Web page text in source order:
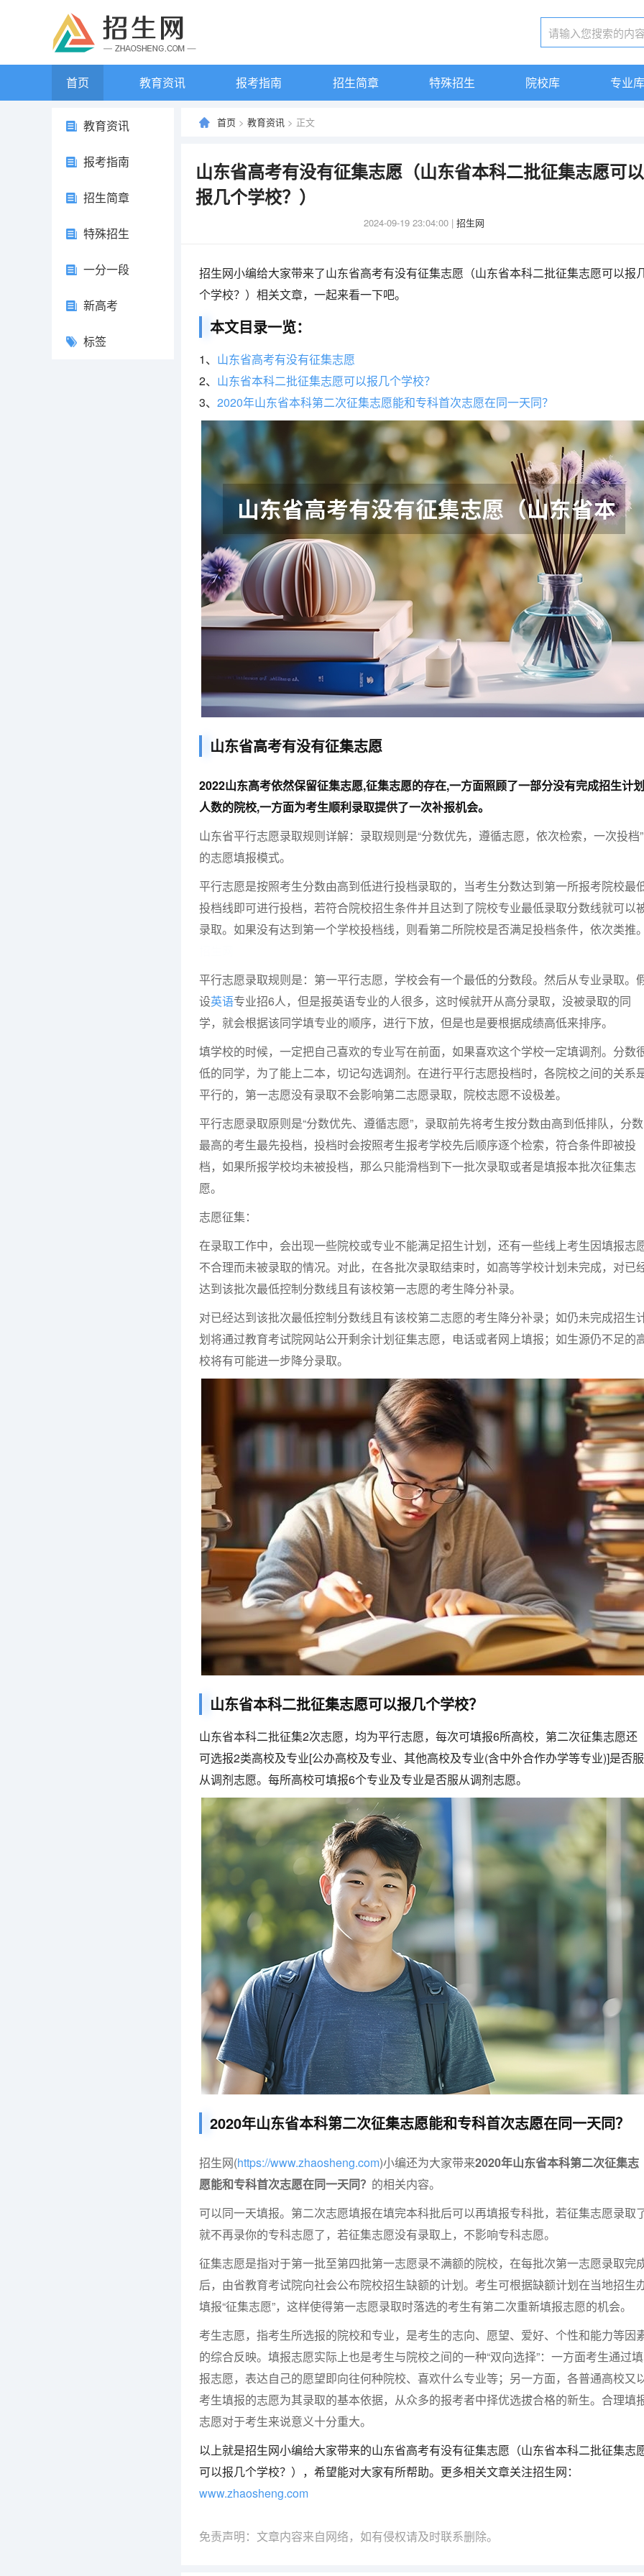
首页 教育资讯 报考指南 招生简章 特殊招生 院校库 专业
教育资讯
报考指南
招生简章
特殊招生
一分一段
新高考
标签
首页 > 教育资讯 > 正文
山东省高考有没有征集志愿（山东省本科二批征集志愿可以
报几个学校？）
2024-09-19 23:04:00 | 招生网
招生网小编给大家带来了山东省高考有没有征集志愿（山东省本科二批征集志愿可以报
个学校？）相关文章，一起来看一下吧。
本文目录一览：
1、 山东省高考有没有征集志愿
2、 山东省本科二批征集志愿可以报几个学校？
3、 2020年山东省本科第二次征集志愿能和专科首次志愿在同一天同？
山东省高考有没有征集志愿
2022山东高考依然保留征集志愿,征集志愿的存在,一方面照顾了一部分没有完成招生计划
人数的院校,一方面为考生顺利录取提供了一次补报机会。
山东省平行志愿录取规则详解：录取规则是“分数优先，遵循志愿，依次检索，一次投档”
的志愿填报模式。
平行志愿是按照考生分数由高到低进行投档录取的，当考生分数达到第一所报考院校最
投档线即可进行投档，若符合院校招生条件并且达到了院校专业最低录取分数线就可以
录取。如果没有达到第一个学校投档线，则看第二所院校是否满足投档条件，依次类推
平行志愿录取规则是：第一平行志愿，学校会有一个最低的分数段。然后从专业录取。
设英语专业招6人，但是报英语专业的人很多，这时候就开从高分录取，没被录取的同
学，就会根据该同学填专业的顺序，进行下放，但是也是要根据成绩高低来排序。
填学校的时候，一定把自己喜欢的专业写在前面，如果喜欢这个学校一定填调剂。分数
低的同学，为了能上二本，切记勾选调剂。在进行平行志愿投档时，各院校之间的关系
平行的，第一志愿没有录取不会影响第二志愿录取，院校志愿不设极差。
平行志愿录取原则是“分数优先、遵循志愿”，录取前先将考生按分数由高到低排队，分数
最高的考生最先投档，投档时会按照考生报考学校先后顺序逐个检索，符合条件即被投
档，如果所报学校均未被投档，那么只能滑档到下一批次录取或者是填报本批次征集志
愿。
志愿征集：
在录取工作中，会出现一些院校或专业不能满足招生计划，还有一些线上考生因填报志
不合理而未被录取的情况。对此，在各批次录取结束时，如高等学校计划未完成，对已
达到该批次最低控制分数线且有该校第一志愿的考生降分补录。
对已经达到该批次最低控制分数线且有该校第二志愿的考生降分补录；如仍未完成招生
划将通过教育考试院网站公开剩余计划征集志愿，电话或者网上填报；如生源仍不足的
校将有可能进一步降分录取。
山东省本科二批征集志愿可以报几个学校？
山东省本科二批征集2次志愿，均为平行志愿，每次可填报6所高校，第二次征集志愿还
可选报2类高校及专业[公办高校及专业、其他高校及专业(含中外合作办学等专业)]是否服
从调剂志愿。每所高校可填报6个专业及专业是否服从调剂志愿。
2020年山东省本科第二次征集志愿能和专科首次志愿在同一天同？
招生网(https://www.zhaosheng.com)小编还为大家带来2020年山东省本科第二次征集志
愿能和专科首次志愿在同一天同？ 的相关内容。
可以同一天填报。第二次志愿填报在填完本科批后可以再填报专科批，若征集志愿录取
就不再录你的专科志愿了，若征集志愿没有录取上，不影响专科志愿。
征集志愿是指对于第一批至第四批第一志愿录不满额的院校，在每批次第一志愿录取完
后，由省教育考试院向社会公布院校招生缺额的计划。考生可根据缺额计划在当地招生
填报“征集志愿”，这样使得第一志愿录取时落选的考生有第二次重新填报志愿的机会。
考生志愿，指考生所选报的院校和专业，是考生的志向、愿望、爱好、个性和能力等因
的综合反映。填报志愿实际上也是考生与院校之间的一种“双向选择”：一方面考生通过填
报志愿，表达自己的愿望即向往何种院校、喜欢什么专业等；另一方面，各普通高校又
考生填报的志愿为其录取的基本依据，从众多的报考者中择优选拔合格的新生。合理填
志愿对于考生来说意义十分重大。
以上就是招生网小编给大家带来的山东省高考有没有征集志愿（山东省本科二批征集志
可以报几个学校？），希望能对大家有所帮助。更多相关文章关注招生网：
www.zhaosheng.com
免责声明：文章内容来自网络，如有侵权请及时联系删除。